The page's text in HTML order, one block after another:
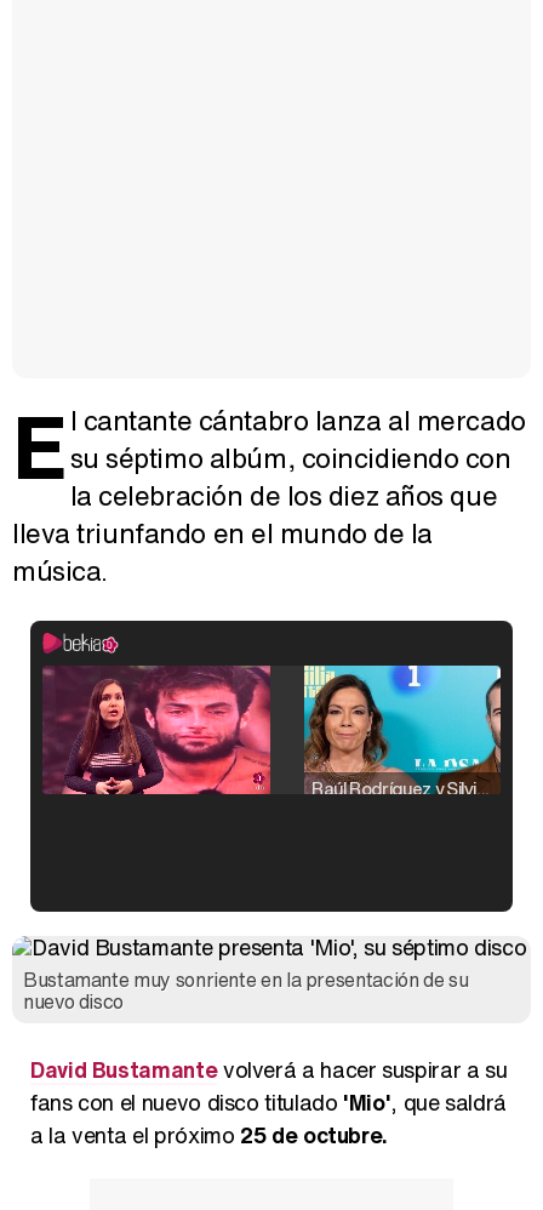
E l cantante cántabro lanza al mercado
su séptimo albúm, coincidiendo con
la celebración de los diez años que
lleva triunfando en el mundo de la
música.
Raúl Rodríguez y Silvia Taulés nos cuentan su papel en 'La familia de la tele'
Carlota Corredera y Javier de Hoyos: "La tele tiene que representar al público también y aquí están todos los perfiles posibles&quo;
Bustamante muy sonriente en la presentación de su
nuevo disco
David Bustamantevolverá a hacer suspirar a su
fans con el nuevo disco titulado 'Mio', que saldrá
a la venta el próximo 25 de octubre.